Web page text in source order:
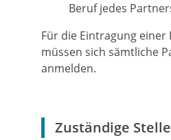
Beruf jedes
Für die Eintragung
müssen sich sämtliche
anmelden.
Zuständige Stelle